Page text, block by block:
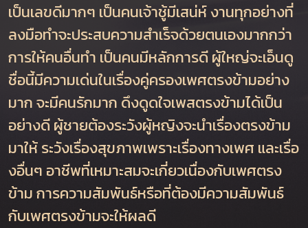
เป็นเลขดีมากๆ เป็นคนเจ้าชู้มีเสน่ห์ งานทุกอย่างที่
ลงมือทำจะประสบความสำเร็จด้วยตนเองมากกว่า
การให้คนอื่นทำ เป็นคนมีหลักการดี ผู้ใหญ่จะเอ็นดู
ชื่อนี้มีความเด่นในเรื่องคู่ครองเพศตรงข้ามอย่าง
มาก จะมีคนรักมาก ดึงดูดใจเพสตรงข้ามได้เป็น
อย่างดี ผู้ชายต้องระวังผู้หญิงจะนำเรื่องตรงข้าม
มาให้ ระวังเรื่องสุขภาพเพราะเรื่องทางเพศ และเรื่อ
งอื่นๆ อาชีพที่เหมาะสมจะเกี่ยวเนื่องกับเพศตรง
ข้าม การความสัมพันธ์หรือที่ต้องมีความสัมพันธ์
กับเพศตรงข้ามจะให้ผลดี